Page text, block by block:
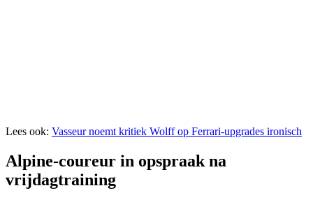
Lees ook: Vasseur noemt kritiek Wolff op Ferrari-upgrades ironisch
Alpine-coureur in opspraak na
vrijdagtraining